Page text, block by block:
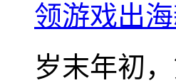
领游戏出
岁末年初